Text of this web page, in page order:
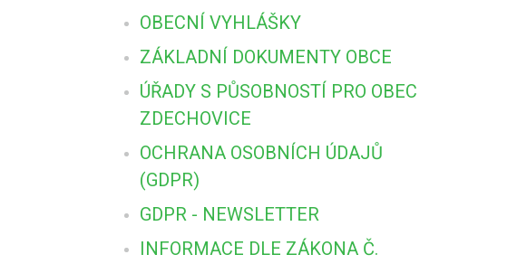
OBECNÍ VYHLÁŠKY
ZÁKLADNÍ DOKUMENTY OBCE
ÚŘADY S PŮSOBNOSTÍ PRO OBEC
ZDECHOVICE
OCHRANA OSOBNÍCH ÚDAJŮ
(GDPR)
GDPR - NEWSLETTER
INFORMACE DLE ZÁKONA Č.